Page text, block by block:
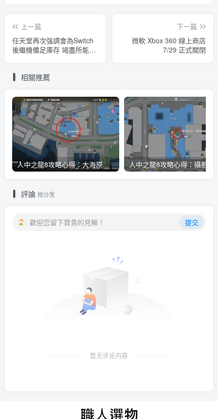
上一篇
任天堂再次強調會為Switch
後繼機備足庫存 竭盡所能避
下一篇
微軟 Xbox 360 線上商店
7/29 正式關閉
相關推薦
人中之龍8攻略心得：大海原證照學校21張證照必勝法 全考題200題答案整理
評論 抢沙发
歡迎您留下寶貴的見解！ 提交
暂无评论内容